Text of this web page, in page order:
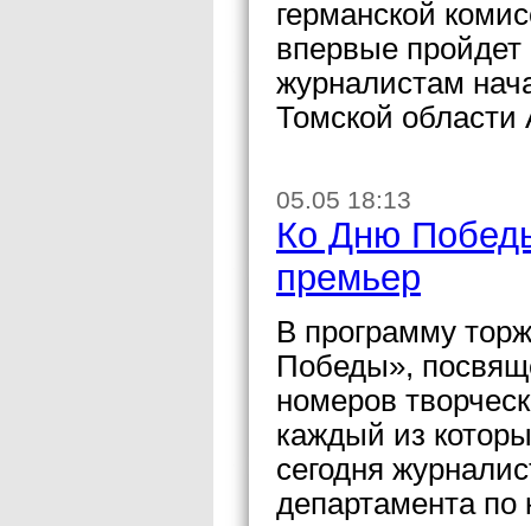
германской
впервые
журналистам
Томской области
05.05 18:13
Ко Дню
премьер
В программу
Победы»,
номеров
каждый из
сегодня
департамента по